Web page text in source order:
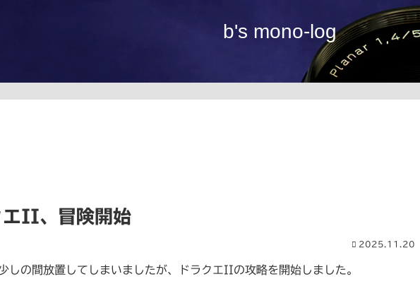
b's mono-log
II、冒険開始
2025.11.20
しの間放置してしまいましたが、ドラクエIIの攻略を開始しました。